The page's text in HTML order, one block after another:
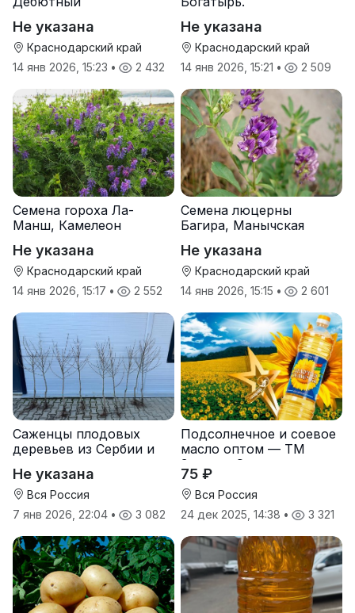
Не указана
Краснодарский край
14 янв 2026, 15:23 • 2 432
Не указана
Краснодарский край
14 янв 2026, 15:21 • 2 509
Семена гороха Ла-
Манш, Камелеон
Не указана
Краснодарский край
14 янв 2026, 15:17 • 2 552
Семена люцерны
Багира, Манычская
Не указана
Краснодарский край
14 янв 2026, 15:15 • 2 601
Саженцы плодовых
деревьев из Сербии и
Не указана
Вся Россия
7 янв 2026, 22:04 • 3 082
Подсолнечное и соевое
масло оптом — ТМ
Золотая Семечка
75 ₽
Вся Россия
24 дек 2025, 14:38 • 3 321